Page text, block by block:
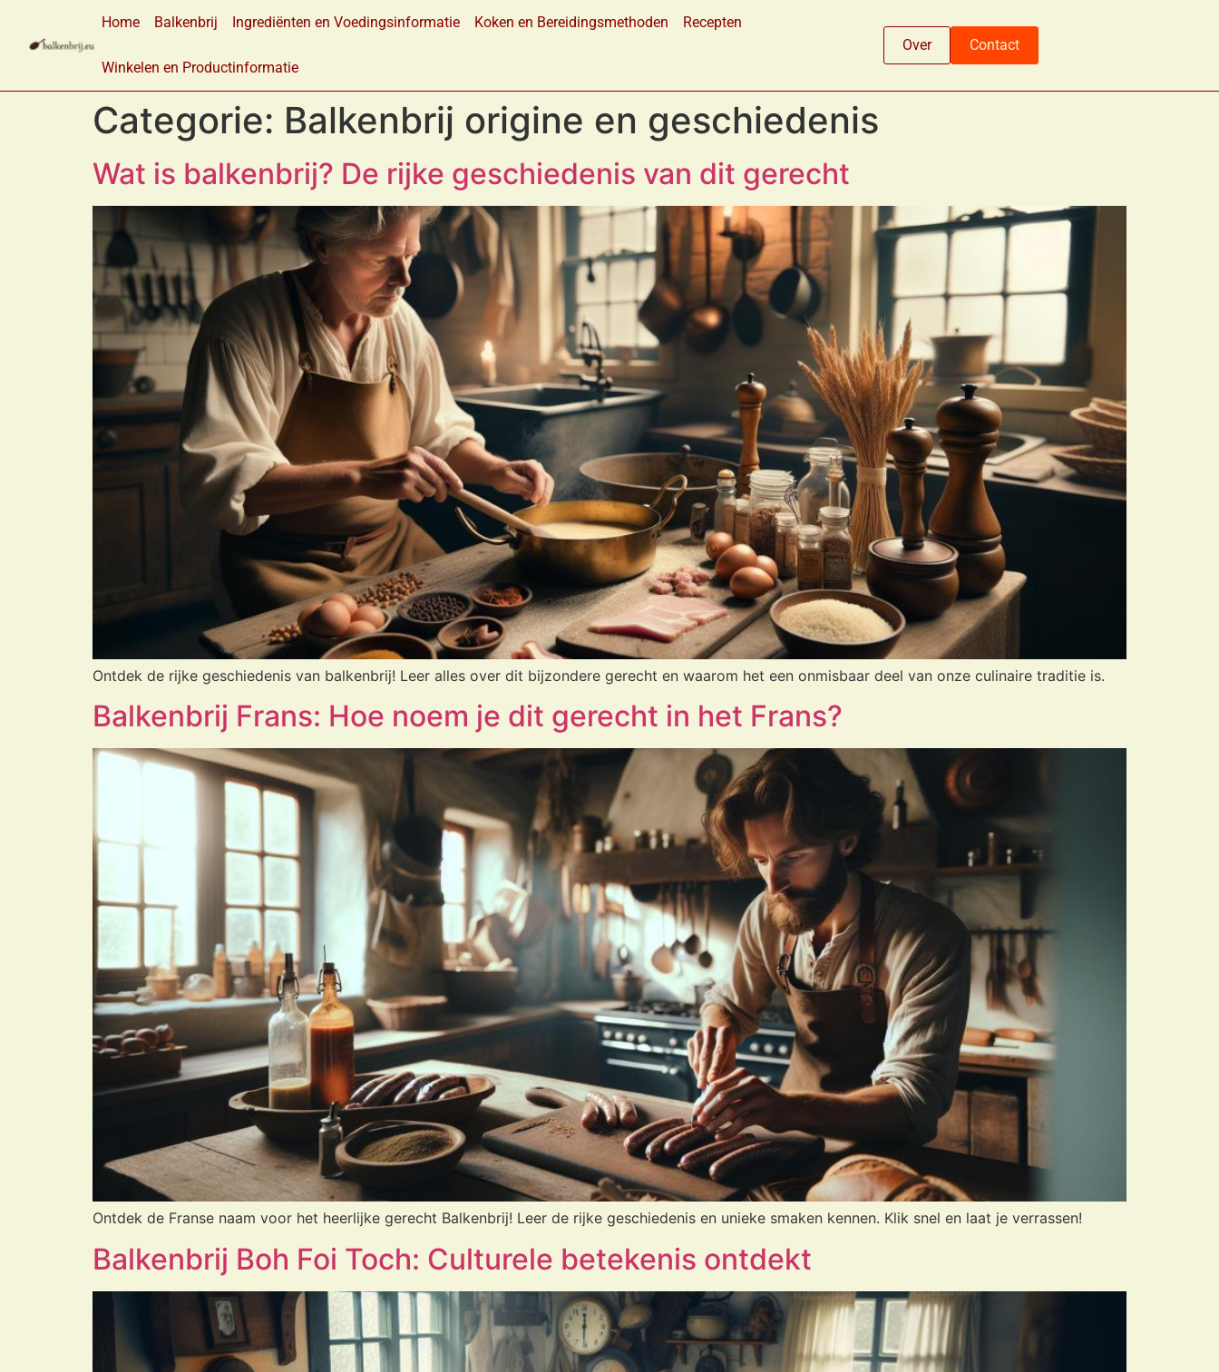
Home Balkenbrij Ingrediënten en Voedingsinformatie Koken en Bereidingsmethoden Recepten
Winkelen en Productinformatie
Over Contact
Categorie: Balkenbrij origine en geschiedenis
Wat is balkenbrij? De rijke geschiedenis van dit gerecht
Ontdek de rijke geschiedenis van balkenbrij! Leer alles over dit bijzondere gerecht en waarom het een onmisbaar deel van onze culinaire traditie is.
Balkenbrij Frans: Hoe noem je dit gerecht in het Frans?
Ontdek de Franse naam voor het heerlijke gerecht Balkenbrij! Leer de rijke geschiedenis en unieke smaken kennen. Klik snel en laat je verrassen!
Balkenbrij Boh Foi Toch: Culturele betekenis ontdekt